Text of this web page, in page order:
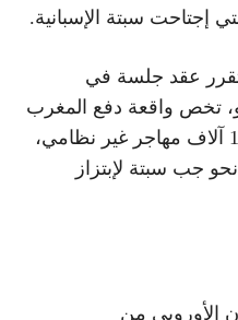
إجتاحت سبتة الإسبانية.
عقد جلسة في
يوم الخميس 10 يونيو، تخص واقعة دفع المغرب
يومي 17 و 18 مايو، لحوالي 10 آلاف مهاجر غير نظامي،
2000 قاصر، نحو جب سبتة لإبتزاز
الأوروبي من